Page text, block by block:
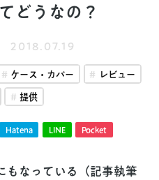
どうなの？
2018.07.19
ケース・カバー レビュー
提供
Hatena LINE Pocket
もなっている（記事執筆